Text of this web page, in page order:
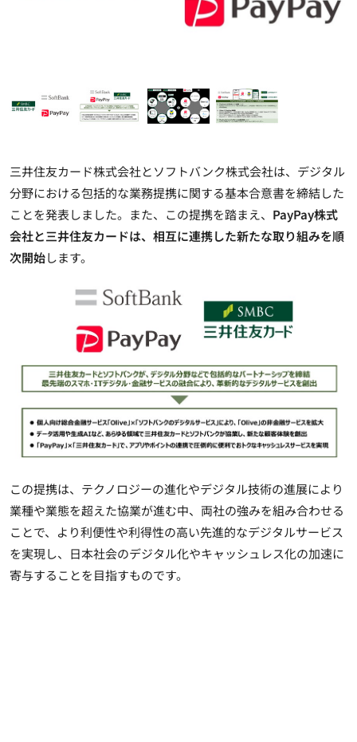
三井住友カード株式会社とソフトバンク株式会社は、デジタル
分野における包括的な業務提携に関する基本合意書を締結した
ことを発表しました。また、この提携を踏まえ、 PayPay株式
会社と三井住友カードは、相互に連携した新たな取り組みを順
次開始します。
この提携は、テクノロジーの進化やデジタル技術の進展により
業種や業態を超えた協業が進む中、両社の強みを組み合わせる
ことで、より利便性や利得性の高い先進的なデジタルサービス
を実現し、日本社会のデジタル化やキャッシュレス化の加速に
寄与することを目指すものです。